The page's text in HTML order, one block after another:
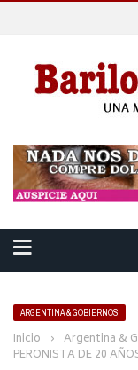
ARGENTINA & GOBIERNOS
Inicio › Argentina &
PERONISTA DE 20